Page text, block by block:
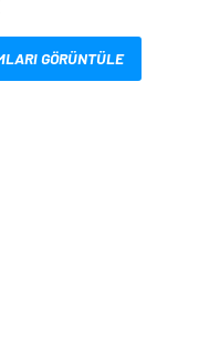
GÖRÜNTÜLE